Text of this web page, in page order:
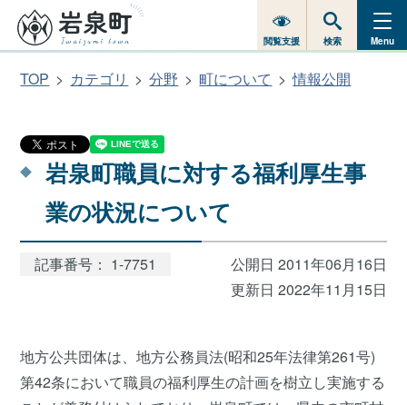
閲覧支援 検索 Menu
TOP カテゴリ 分野 町について 情報公開
岩泉町職員に対する福利厚生事
業の状況について
記事番号： 1-7751
公開日 2011年06月16日
更新日 2022年11月15日
地方公共団体は、地方公務員法(昭和25年法律第261号)
第42条において職員の福利厚生の計画を樹立し実施する